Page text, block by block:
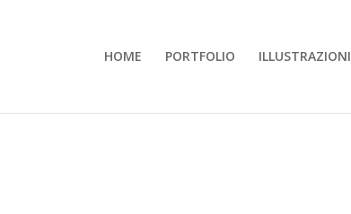
HOME PORTFOLIO ILLUSTRAZIONI